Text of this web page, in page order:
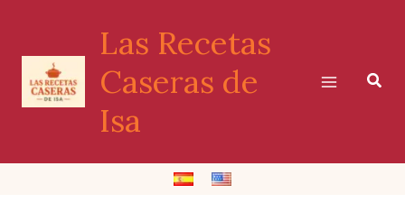
contenido
Las Recetas
Caseras de
Isa